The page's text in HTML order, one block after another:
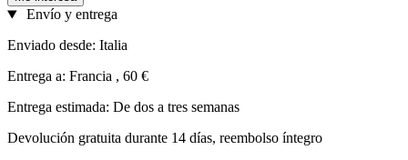
Envío y entrega
Enviado desde: Italia
Entrega a: Francia , 60 €
Entrega estimada: De dos a tres semanas
Devolución gratuita durante 14 días, reembolso íntegro